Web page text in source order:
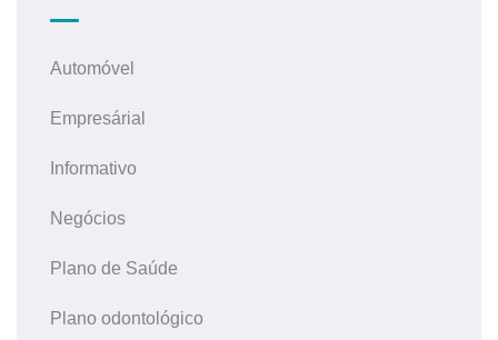
Automóvel
Empresárial
Informativo
Negócios
Plano de Saúde
Plano odontológico